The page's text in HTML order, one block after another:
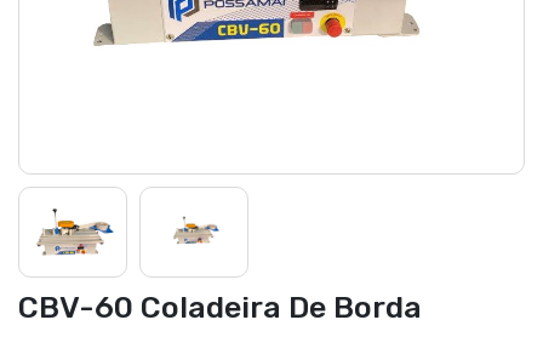
CBV-60 Coladeira De Borda